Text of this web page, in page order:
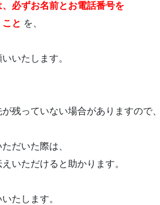
必ずお名前とお電話番号を
と を、
いたします。
残っていない場合がありますので、
だいた際は、
いただけると助かります。
たします。